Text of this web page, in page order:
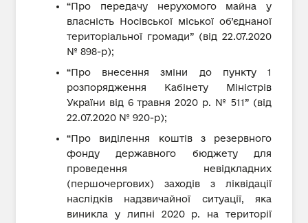
“Про передачу нерухомого майна у
власність Носівської міської об’єднаної
територіальної громади” (від 22.07.2020
№ 898-р);
“Про внесення зміни до пункту 1
розпорядження Кабінету Міністрів
України від 6 травня 2020 р. № 511” (від
22.07.2020 № 920-р);
“Про виділення коштів з резервного
фонду державного бюджету для
проведення невідкладних
(першочергових) заходів з ліквідації
наслідків надзвичайної ситуації, яка
виникла у липні 2020 р. на території